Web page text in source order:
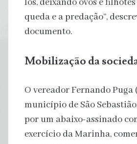
los, deixando ovos e
queda e a predação”,
documento.
Mobilização da
O vereador Fernando Puga
município de São
por um abaixo-assinado
exercício da Marinha,